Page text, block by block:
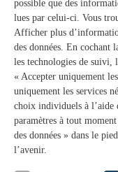
Enduits de
Étanchéités
Mortiers-
Mortiers de
Étanchéités
Colles
Pose de
Colles pour
Enduits de
Accessoires
possible que des
lues par celui-ci. Vous
Afficher plus
des données. En cochant
les technologies de suivi,
« Accepter uniquement
uniquement les services
choix individuels à l’aide
paramètres à tout
des données » dans le
l’avenir.